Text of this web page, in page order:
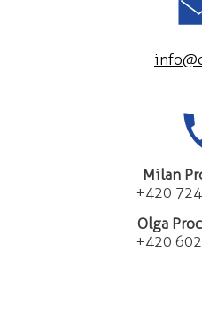
Milan
+420
Olga
+420